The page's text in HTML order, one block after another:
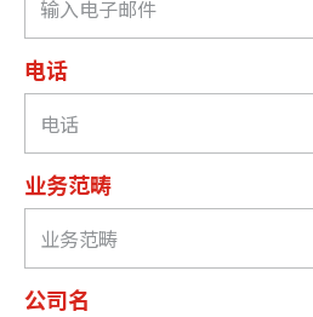
电话
业务范畴
公司名